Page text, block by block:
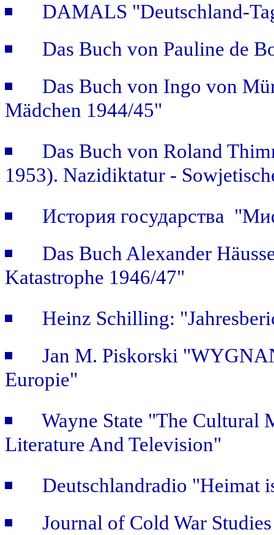
DAMALS "Deutschland-
Das Buch von Pauline de
Das Buch von Ingo von
Mädchen 1944/45"
Das Buch von Roland
1953). Nazidiktatur -
История государства
Das Buch Alexander
Katastrophe 1946/47"
Heinz Schilling:
Jan M. Piskorski
Europie"
Wayne State "The Cultural
Literature And Television"
Deutschlandradio "Heimat
Journal of Cold War